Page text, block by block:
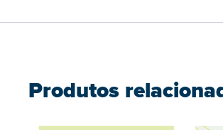
Produtos